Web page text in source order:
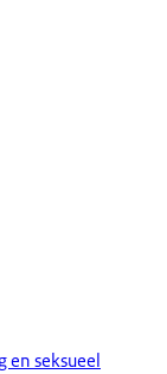
en seksueel